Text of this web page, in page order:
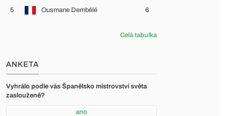
5 Ousmane Dembélé 6
Celá tabulka
ANKETA
Vyhrálo podle vás Španělsko mistrovství světa
zaslouženě?
ano
zobrazovat na